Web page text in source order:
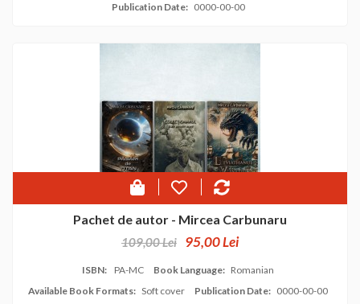
Publication Date: 0000-00-00
Pachet de autor - Mircea Carbunaru
109,00 Lei 95,00 Lei
ISBN: PA-MC Book Language: Romanian
Available Book Formats: Soft cover Publication Date: 0000-00-00